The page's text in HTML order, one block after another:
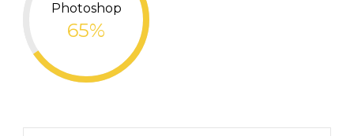
Photoshop
65%